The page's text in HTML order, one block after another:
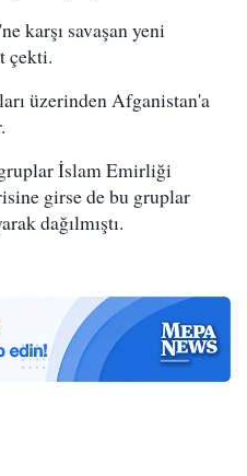
karşı savaşan yeni
çekti.
üzerinden Afganistan'a
İslam Emirliği
girse de bu gruplar
dağılmıştı.